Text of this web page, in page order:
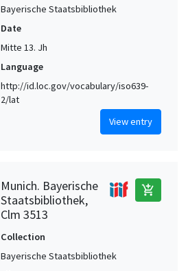
Bayerische Staatsbibliothek
Date
Mitte 13. Jh
Language
http://id.loc.gov/vocabulary/iso639-
2/lat
View entry
Munich. Bayerische
Staatsbibliothek,
Clm 3513
add_shopping_cart
Collection
Bayerische Staatsbibliothek